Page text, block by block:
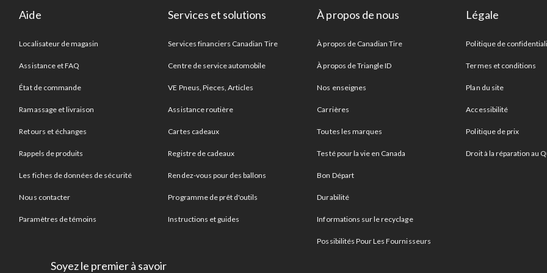
Aide
Localisateur de magasin
Assistance et FAQ
État de commande
Ramassage et livraison
Retours et échanges
Rappels de produits
Les fiches de données de sécurité
Nous contacter
Paramètres de témoins
Services et solutions
Services financiers Canadian Tire
Centre de service automobile
VE Pneus, Pieces, Articles
Assistance routière
Cartes cadeaux
Registre de cadeaux
Rendez-vous pour des ballons
Programme de prêt d'outils
Instructions et guides
À propos de nous
À propos de Canadian Tire
À propos de Triangle ID
Nos enseignes
Carrières
Toutes les marques
Testé pour la vie en Canada
Bon Départ
Durabilité
Informations sur le recyclage
Possibilités Pour Les Fournisseurs
Légale
Politique de
Termes et conditions
Plan du site
Accessibilité
Politique de prix
Droit à la réparation au
Soyez le premier à savoir